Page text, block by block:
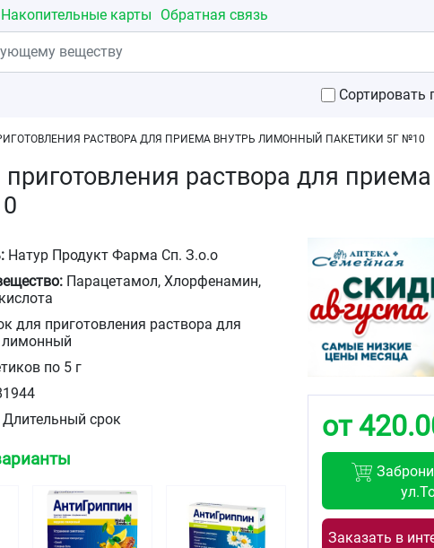
Накопительные карты Обратная связь
Сортировать
РАСТВОРА ДЛЯ ПРИЕМА ВНУТРЬ ЛИМОННЫЙ ПАКЕТИКИ 5Г №10
раствора для приема
Натур Продукт Фарма Сп. З.о.о
Парацетамол, Хлорфенамин,
для приготовления раствора для
лимонный
по 5 г
Длительный срок от
Заказать в